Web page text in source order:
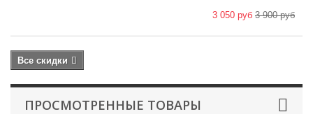
3 050 руб 3 900 руб
Все скидки
ПРОСМОТРЕННЫЕ ТОВАРЫ